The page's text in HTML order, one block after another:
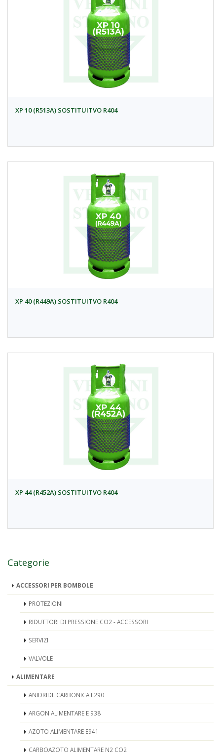
XP 10 (R513A) SOSTITUITVO R404
XP 40 (R449A) SOSTITUITVO R404
XP 44 (R452A) SOSTITUITVO R404
Categorie
ACCESSORI PER BOMBOLE
PROTEZIONI
RIDUTTORI DI PRESSIONE CO2 - ACCESSORI
SERVIZI
VALVOLE
ALIMENTARE
ANIDRIDE CARBONICA E290
ARGON ALIMENTARE E 938
AZOTO ALIMENTARE E941
CARBOAZOTO ALIMENTARE N2 CO2